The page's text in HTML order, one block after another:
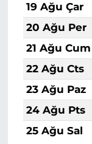
19 Ağu Çar
20 Ağu Per
21 Ağu Cum
22 Ağu Cts
23 Ağu Paz
24 Ağu Pts
25 Ağu Sal